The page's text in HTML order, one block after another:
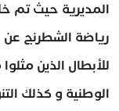
المديرية حيث تم
رياضة الشطرنج
للأبطال الذين
الوطنية و كذلك